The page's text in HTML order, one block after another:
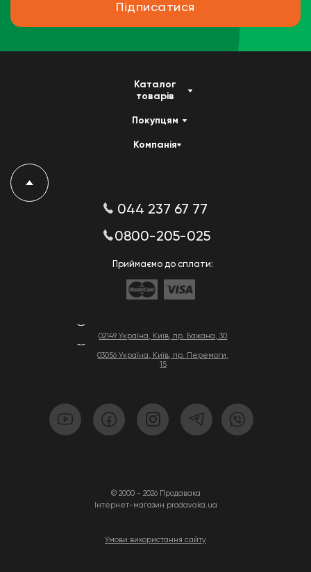
Підписатися
02149 Україна, Київ, пр. Бажана, 30
03056 Україна, Київ, пр. Перемоги,
15
© 2000 - 2026 Продавака
Інтернет-магазин prodavaka.ua
Умови використання сайту
Каталог
товарів
Покупцям
Компанія
044 237 67 77
0800-205-025
Приймаємо до сплати: